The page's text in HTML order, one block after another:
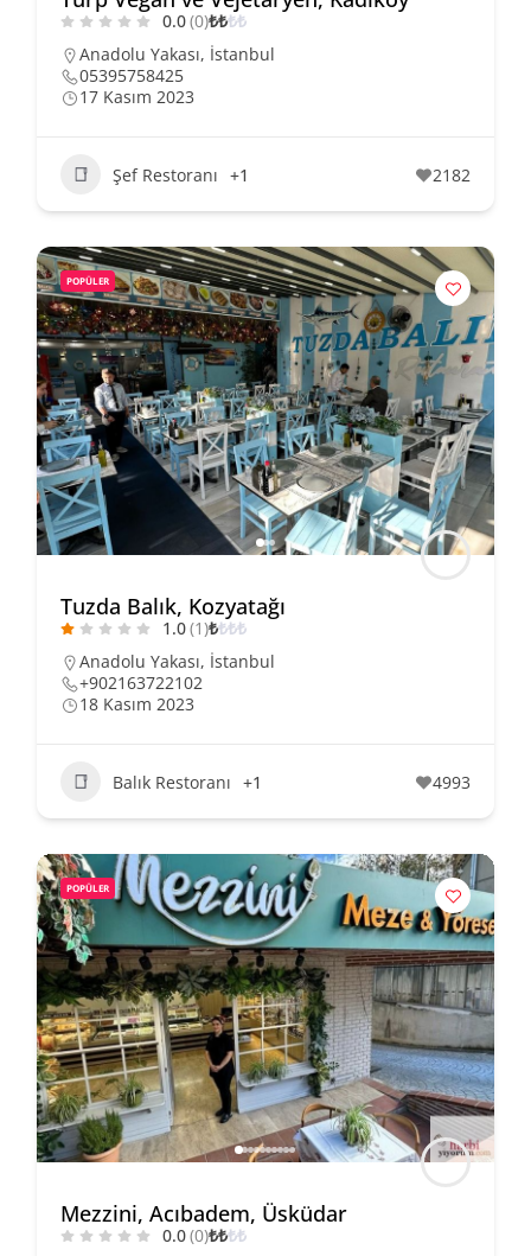
0.0(0)₺₺₺₺
Anadolu Yakası, İstanbul
05395758425
17 Kasım 2023
Şef Restoranı +1 2182
POPÜLER
Tuzda Balık, Kozyatağı
1.0(1)₺₺₺₺
Anadolu Yakası, İstanbul
+902163722102
18 Kasım 2023
Balık Restoranı +1 4993
POPÜLER
Mezzini, Acıbadem, Üsküdar
0.0(0)₺₺₺₺